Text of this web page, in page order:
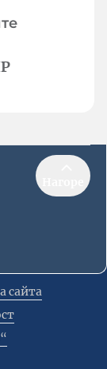
сайта